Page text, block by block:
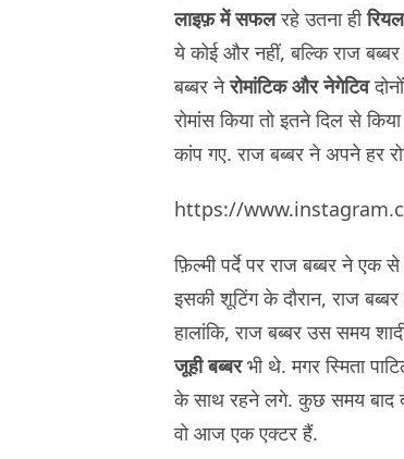
लाइफ़ में सफलरहे उतना ही
ये कोई और नहीं, बल्कि राज
बब्बर नेरोमांटिक और नेगेटिव
रोमांस किया तो इतने दिल से
कांप गए. राज बब्बर ने अपने हर
https://
फ़िल्मी पर्दे पर राज बब्बर ने
इसकी शूटिंग के दौरान, राज
हालांकि, राज बब्बर उस समय
जूही बब्बरभी थे. मगर स्मिता
के साथ रहने लगे. कुछ समय बाद
वो आज एक एक्टर हैं.